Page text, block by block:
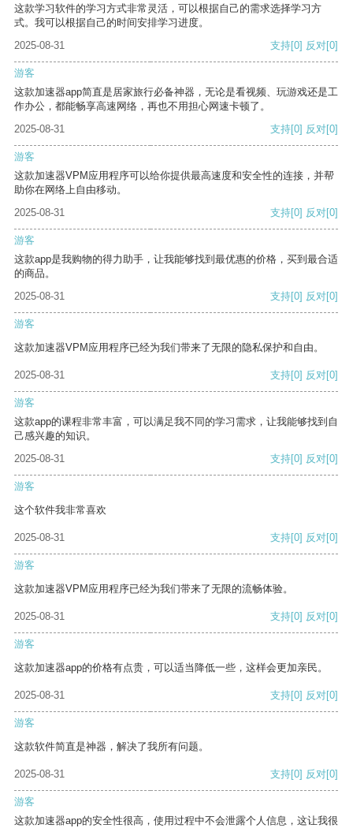
这款学习软件的学习方式非常灵活，可以根据自己的需求选择学习方
式。我可以根据自己的时间安排学习进度。
2025-08-31
支持[0] 反对[0]
游客
这款加速器app简直是居家旅行必备神器，无论是看视频、玩游戏还是工
作办公，都能畅享高速网络，再也不用担心网速卡顿了。
2025-08-31
支持[0] 反对[0]
游客
这款加速器VPM应用程序可以给你提供最高速度和安全性的连接，并帮
助你在网络上自由移动。
2025-08-31
支持[0] 反对[0]
游客
这款app是我购物的得力助手，让我能够找到最优惠的价格，买到最合适
的商品。
2025-08-31
支持[0] 反对[0]
游客
这款加速器VPM应用程序已经为我们带来了无限的隐私保护和自由。
2025-08-31 支持[0] 反对[0]
游客
这款app的课程非常丰富，可以满足我不同的学习需求，让我能够找到自
己感兴趣的知识。
2025-08-31
支持[0] 反对[0]
游客
这个软件我非常喜欢
2025-08-31 支持[0] 反对[0]
游客
这款加速器VPM应用程序已经为我们带来了无限的流畅体验。
2025-08-31 支持[0] 反对[0]
游客
这款加速器app的价格有点贵，可以适当降低一些，这样会更加亲民。
2025-08-31 支持[0] 反对[0]
游客
这款软件简直是神器，解决了我所有问题。
2025-08-31 支持[0] 反对[0]
游客
这款加速器app的安全性很高，使用过程中不会泄露个人信息，这让我很